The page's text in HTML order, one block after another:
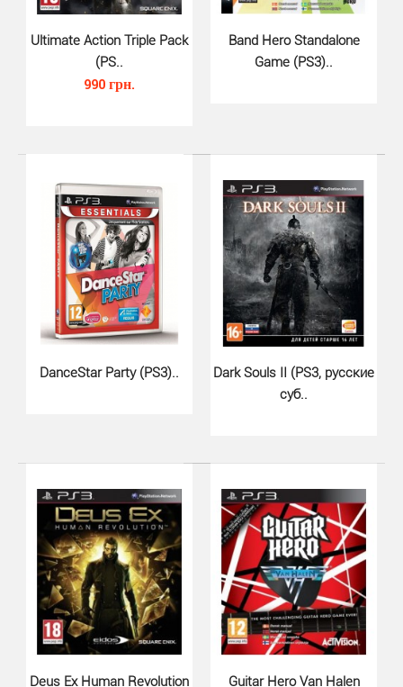
820 грн.
Когда пламя угасает, и все обращается в прах, вас ждёт
новое путешествие в мир, полный невероятных п..
Dark Souls II Scholar of the Fi..
870 грн.
Ultimate Action Triple Pack
(PS..
990 грн.
Band Hero Standalone
Game (PS3)..
DanceStar Party (PS3)..
Dark Souls II (PS3, русские
суб..
Deus Ex Human Revolution
Guitar Hero Van Halen